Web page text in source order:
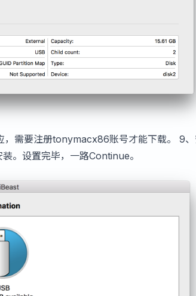
，需要注册tonymacx86账号才能下载。 9
。设置完毕，一路Continue。